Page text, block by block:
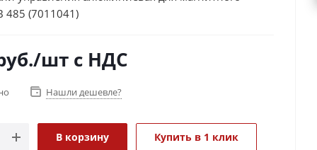
485 (7011041)
/шт с НДС
Нашли дешевле?
В корзину Купить в 1 клик